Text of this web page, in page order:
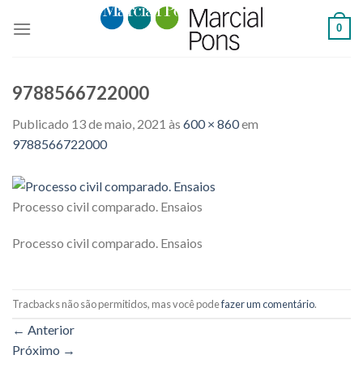
0
9788566722000
Publicado 13 de maio, 2021 às 600 × 860em
9788566722000
Processo civil comparado. Ensaios
Processo civil comparado. Ensaios
Tracbacks não são permitidos, mas você podefazer um comentário.
← Anterior
Próximo →